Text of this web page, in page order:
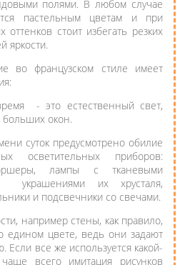
полями. В любом случае
пастельным цветам и при
стоит избегать резких
яркости.
во французском стиле имеет
- это естественный свет,
больших окон.
суток предусмотрено обилие
осветительных приборов:
лампы с тканевыми
их хрусталя,
и подсвечники со свечами.
например стены, как правило,
едином цвете, ведь они задают
все же используется какой-
всего имитация рисунков